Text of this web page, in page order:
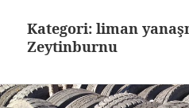
Kategori:liman
Zeytinburnu